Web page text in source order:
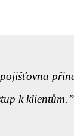
k klientům.